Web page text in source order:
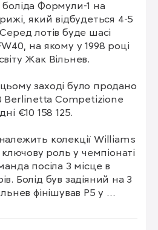
боліда Формули-1 на
який відбудеться 4-5
лотів буде шасі
на якому у 1998 році
Жак Вільнев.
заході було продано
Berlinetta Competizione
€10 158 125.
колекції Williams
ключову роль у чемпіонаті
посіла 3 місце в
Болід був задіяний на 3
фінішував P5 у